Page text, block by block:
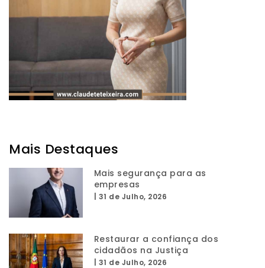
Mais Destaques
Mais segurança para as
empresas
31 de Julho, 2026
Restaurar a confiança dos
cidadãos na Justiça
31 de Julho, 2026